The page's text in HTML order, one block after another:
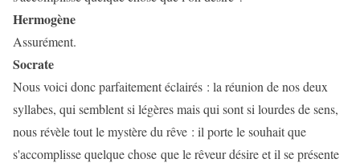
Hermogène
Assurément.
Socrate
Nous voici donc parfaitement éclairés : la réunion de nos deux
syllabes, qui semblent si légères mais qui sont si lourdes de sens,
nous révèle tout le mystère du rêve : il porte le souhait que
s'accomplisse quelque chose que le rêveur désire et il se présente